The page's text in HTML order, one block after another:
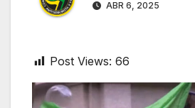
ABR 6, 2025
Post Views: 66